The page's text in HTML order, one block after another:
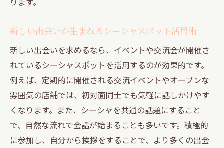
初心者に優しいシーシャ体験の楽しみ方
シーシャデビューにぴったりな交流の場を
探す
夜の渋谷でシーシャを通じた出会いを体感
夜の渋谷でシーシャが繋ぐ新たな出会いの
魅力
シーシャで広がる夜の交流スポットの選び
新しい出会いが生まれるシーシャスポット活用術
新しい出会いを求めるなら、イベントや交流会が開催さ
れているシーシャスポットを活用するのが効果的です。
例えば、定期的に開催される交流イベントやオープンな
雰囲気の店舗では、初対面同士でも気軽に話しかけやす
くなります。また、シーシャを共通の話題にすること
で、自然な流れで会話が始まることも多いです。積極的
に参加し、自分から挨拶をすることで、より多くの出会